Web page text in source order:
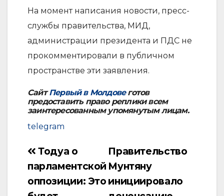
На момент написания новости, пресс-
службы правительства, МИД,
администрации президента и ПДС не
прокомментировали в публичном
пространстве эти заявления.
СайтПервый в Молдовеготов
предоставить право реплики всем
заинтересованным упомянутым лицам.
telegram
Навигация
по
записям
Правительство
Мунтяну
инициировало
Тодуа о
парламентской
оппозиции: Это